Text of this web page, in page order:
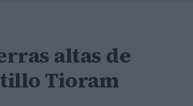
altas de
Tioram